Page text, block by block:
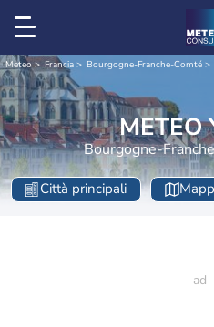
Meteo Francia Bourgogne-Franche-Comté
METEO
Bourgogne-
Città principali